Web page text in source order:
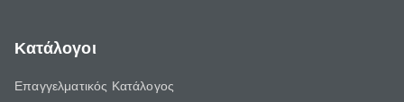
Κατάλογοι
Επαγγελματικός Κατάλογος